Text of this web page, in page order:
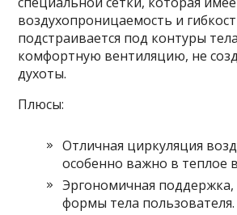
воздухопроницаемость и
подстраивается под контуры
комфортную вентиляцию, не
духоты.
Плюсы:
Отличная циркуляция
особенно важно в теплое
Эргономичная поддержка,
формы тела пользователя.